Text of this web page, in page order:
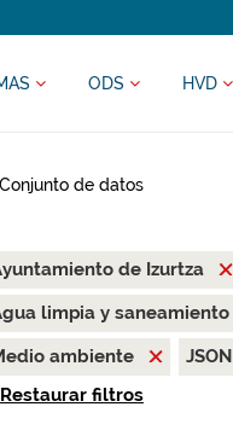
ODS HVD
Conjunto de datos
de Izurtza
limpia y saneamiento
ambiente
JSON
Restaurar filtros